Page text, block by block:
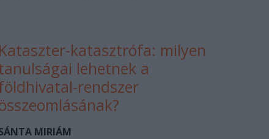
Kataszter-katasztrófa: milyen
lehetnek a
rendszer
MIRIÁM